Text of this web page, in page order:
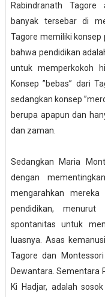
Rabindranath
banyak tersebar di
Tagore memiliki konsep
bahwa pendidikan
untuk memperkokoh
Konsep ”bebas” dari
sedangkan konsep
berupa apapun dan
dan zaman.
Sedangkan Maria
dengan
mengarahkan
pendidikan, menurut
spontanitas untuk
luasnya. Asas
Tagore dan
Dewantara. Sementara
Ki Hadjar, adalah